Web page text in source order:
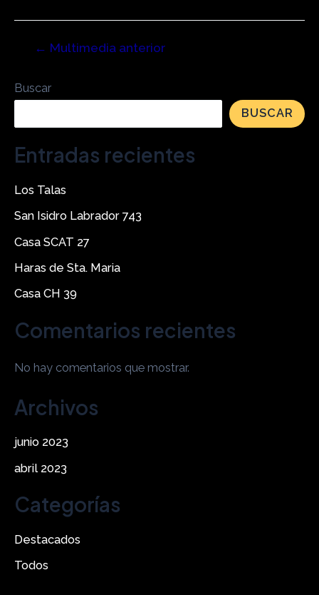
← Multimedia anterior
Buscar
BUSCAR
Entradas recientes
Los Talas
San Isidro Labrador 743
Casa SCAT 27
Haras de Sta. Maria
Casa CH 39
Comentarios recientes
No hay comentarios que mostrar.
Archivos
junio 2023
abril 2023
Categorías
Destacados
Todos